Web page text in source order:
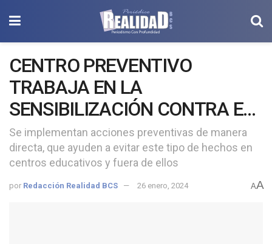
CENTRO PREVENTIVO
TRABAJA EN LA
SENSIBILIZACIÓN CONTRA EL
ACOSO ESCOLAR
Se implementan acciones preventivas de manera
directa, que ayuden a evitar este tipo de hechos en
centros educativos y fuera de ellos
por Redacción Realidad BCS 26 enero, 2024 AA